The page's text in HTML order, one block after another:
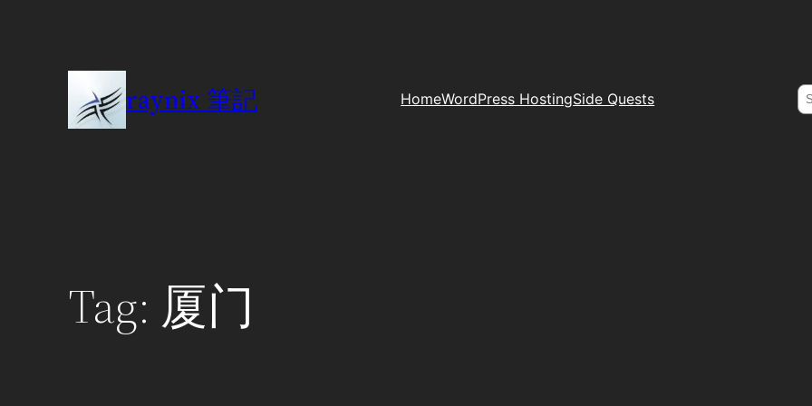
raynix 筆記 HomeWordPress HostingSide Quests
Tag: 厦门